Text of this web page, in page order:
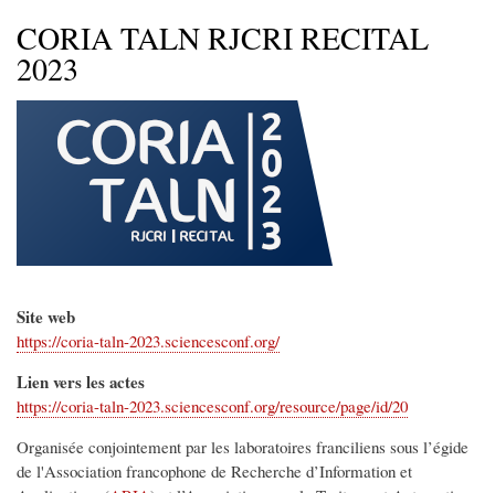
CORIA TALN RJCRI RECITAL
2023
Site web
https://coria-taln-2023.sciencesconf.org/
Lien vers les actes
https://coria-taln-2023.sciencesconf.org/resource/page/id/20
Organisée conjointement par les laboratoires franciliens sous l’égide
de l'Association francophone de Recherche d’Information et